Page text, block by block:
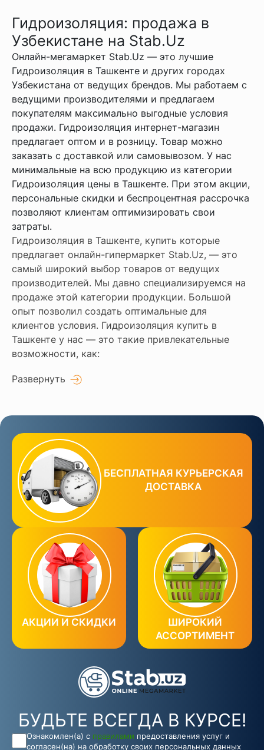
Гидроизоляция: продажа в
Узбекистане на Stab.Uz
Онлайн-мегамаркет Stab.Uz — это лучшие
Гидроизоляция в Ташкенте и других городах
Узбекистана от ведущих брендов. Мы работаем с
ведущими производителями и предлагаем
покупателям максимально выгодные условия
продажи. Гидроизоляция интернет-магазин
предлагает оптом и в розницу. Товар можно
заказать с доставкой или самовывозом. У нас
минимальные на всю продукцию из категории
Гидроизоляция цены в Ташкенте. При этом акции,
персональные скидки и беспроцентная рассрочка
позволяют клиентам оптимизировать свои
затраты.
Гидроизоляция в Ташкенте, купить которые
предлагает онлайн-гипермаркет Stab.Uz, — это
самый широкий выбор товаров от ведущих
производителей. Мы давно специализируемся на
продаже этой категории продукции. Большой
опыт позволил создать оптимальные для
клиентов условия. Гидроизоляция купить в
Ташкенте у нас — это такие привлекательные
возможности, как:
Развернуть
БЕСПЛАТНАЯ КУРЬЕРСКАЯ
ДОСТАВКА
АКЦИИ И СКИДКИ
ШИРОКИЙ
АССОРТИМЕНТ
БУДЬТЕ ВСЕГДА В КУРСЕ!
Ознакомлен(а) с правилами предоставления услуг и
согласен(на) на обработку своих персональных данных